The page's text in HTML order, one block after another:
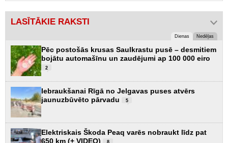
LASĪTĀKIE RAKSTI
Dienas Nedēļas
Pēc postošās krusas Saulkrastu pusē – desmitiem
bojātu automašīnu un zaudējumi ap 100 000 eiro
2
Iebraukšanai Rīgā no Jelgavas puses atvērs
jaunuzbūvēto pārvadu
5
Elektriskais Škoda Peaq varēs nobraukt līdz pat
650 km (+ VIDEO)
8